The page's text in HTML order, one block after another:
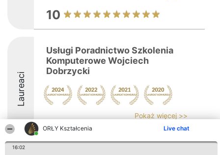
ORŁY Kształcenia Live chat
16:02
10
Laureaci
Usługi Poradnictwo Szkolenia
Komputerowe Wojciech
Dobrzycki
Pokaż więcej >>
8.4